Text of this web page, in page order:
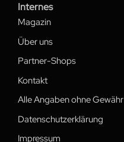
Internes
Magazin
Über uns
Partner-Shops
Kontakt
Alle Angaben ohne Gewähr
Datenschutzerklärung
Impressum